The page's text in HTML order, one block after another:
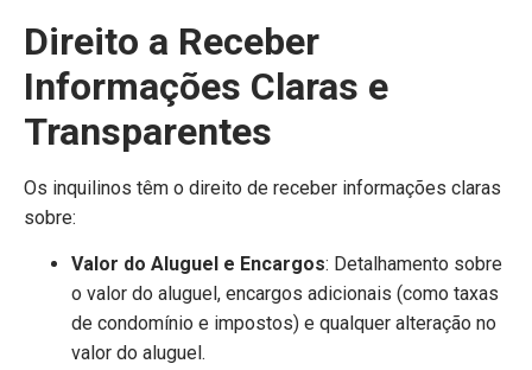
Direito a Receber
Informações Claras e
Transparentes
Os inquilinos têm o direito de receber informações claras
sobre:
Valor do Aluguel e Encargos: Detalhamento sobre
o valor do aluguel, encargos adicionais (como taxas
de condomínio e impostos) e qualquer alteração no
valor do aluguel.